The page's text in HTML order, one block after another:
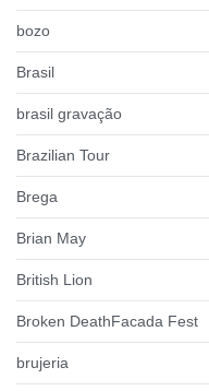
bozo
Brasil
brasil gravação
Brazilian Tour
Brega
Brian May
British Lion
Broken DeathFacada Fest
brujeria